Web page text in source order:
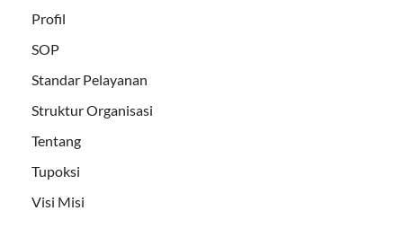
Profil
SOP
Standar Pelayanan
Struktur Organisasi
Tentang
Tupoksi
Visi Misi